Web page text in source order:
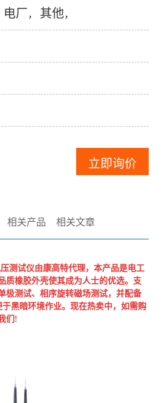
电厂， 其他，
立即询价
相关产品 相关文章
测试仪由康高特代理，本产品是电工
质橡胶外壳使其成为人士的优选。支
极测试、相序旋转磁场测试，并配备
黑暗环境作业。现在热卖中，如需购
们!